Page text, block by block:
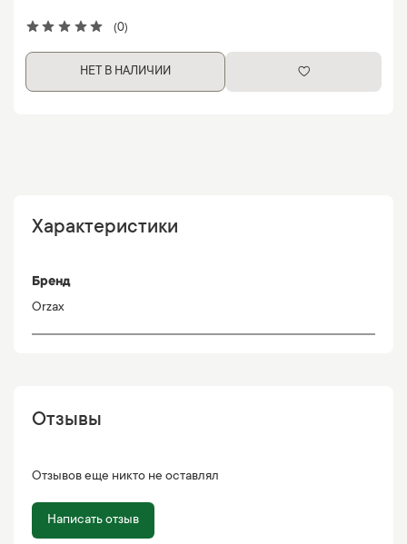
(0)
НЕТ В НАЛИЧИИ
Характеристики
Бренд
Orzax
Отзывы
Отзывов еще никто не оставлял
Написать отзыв